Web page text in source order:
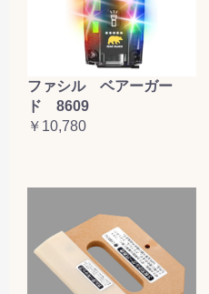
ファシル ベアーガー
ド 8609
￥10,780